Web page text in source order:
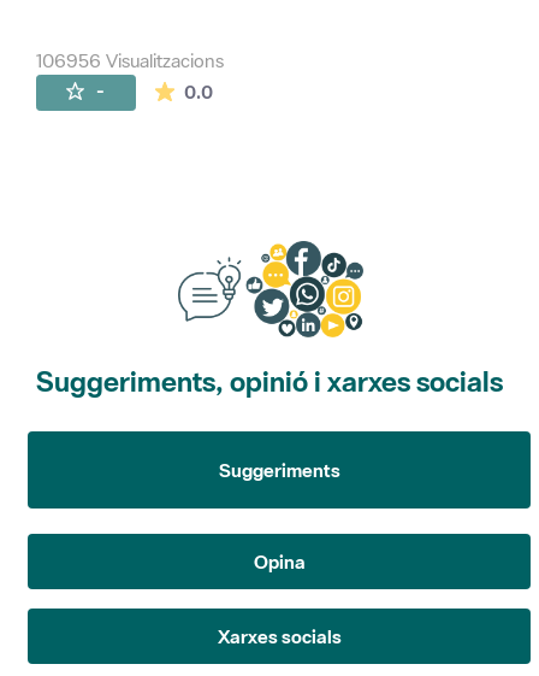
106956 Visualitzacions
- 0.0La mitjana de les valoracions és de 0
Suggeriments, opinió i xarxes socials
Suggeriments
Opina
Xarxes socials